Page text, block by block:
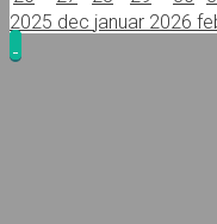
2025 dec januar 2026